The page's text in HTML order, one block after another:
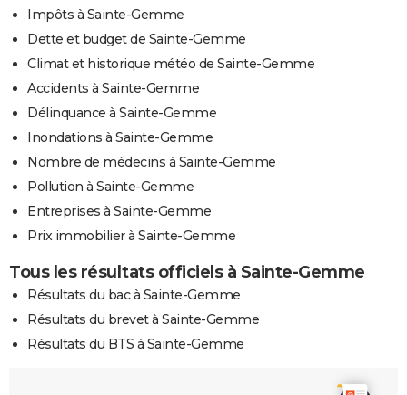
Impôts à Sainte-Gemme
Dette et budget de Sainte-Gemme
Climat et historique météo de Sainte-Gemme
Accidents à Sainte-Gemme
Délinquance à Sainte-Gemme
Inondations à Sainte-Gemme
Nombre de médecins à Sainte-Gemme
Pollution à Sainte-Gemme
Entreprises à Sainte-Gemme
Prix immobilier à Sainte-Gemme
Tous les résultats officiels à Sainte-Gemme
Résultats du bac à Sainte-Gemme
Résultats du brevet à Sainte-Gemme
Résultats du BTS à Sainte-Gemme